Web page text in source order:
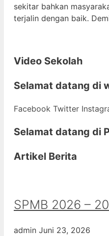
sekitar bahkan
terjalin dengan baik.
Video Sekolah
Selamat datang di
Facebook Twitter
Selamat datang di
Artikel Berita
SPMB 2026 –
admin Juni 23, 2026